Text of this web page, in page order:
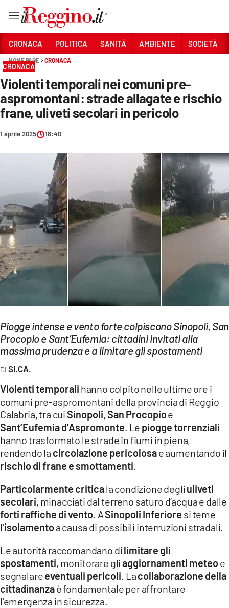
Sezioni
CRONACA
POLITICA
SANITÀ
AMBIENTE
CULTURA
ECONOMIA E LAVORO
EVENTI
SPORT
LAC NETWORK
LAC ONAIR
LaC
Network
LACPLAY.IT
LACTV.IT
LACONAIR.IT
ILREGGINO.IT
COSENZACHANNEL.IT
CATANZAROCHANNEL.IT
LACAPITALENEWS.IT
CRONACA POLITICA SANITÀ AMBIENTE SOCIETÀ
HOME PAGE CRONACA
CRONACA
Violenti temporali nei comuni pre-
aspromontani: strade allagate e rischio
frane, uliveti secolari in pericolo
1 aprile 2025 18:40
Piogge intense e vento forte colpiscono Sinopoli, San
Procopio e Sant’Eufemia: cittadini invitati alla
massima prudenza e a limitare gli spostamenti
SI.CA.
Violenti temporali hanno colpito nelle ultime ore i
comuni pre-aspromontani della provincia di Reggio
Calabria, tra cuiSinopoli,San Procopioe
Sant’Eufemia d’Aspromonte . Le piogge torrenziali
hanno trasformato le strade in fiumi in piena,
rendendo la circolazione pericolosae aumentando il
rischio di frane e smottamenti
Particolarmente criticala condizione degliuliveti
secolari, minacciati dal terreno saturo d’acqua e dalle
forti raffiche di vento . ASinopoli Inferiore si teme
l’isolamentoa causa di possibili interruzioni stradali.
Le autorità raccomandano dilimitare gli
spostamenti, monitorare gliaggiornamenti meteoe
segnalareeventuali pericoli . Lacollaborazione della
cittadinanzaè fondamentale per affrontare
l’emergenza in sicurezza.